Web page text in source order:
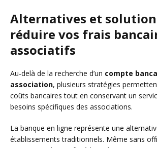
Alternatives et
réduire vos frais
associatifs
Au-delà de la recherche d’un compte
association, plusieurs stratégies
coûts bancaires tout en conservant un
besoins spécifiques des associations.
La banque en ligne représente une
établissements traditionnels. Même sans